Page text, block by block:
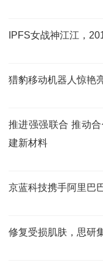
IPFS女战神江江，
猎豹移动机器人惊艳
推进强强联合 推动
建新材料
京蓝科技携手阿里巴
修复受损肌肤，思研